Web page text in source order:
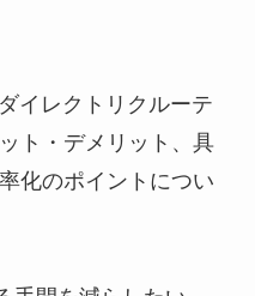
イレクトリクルーテ
ト・デメリット、具
化のポイントについ